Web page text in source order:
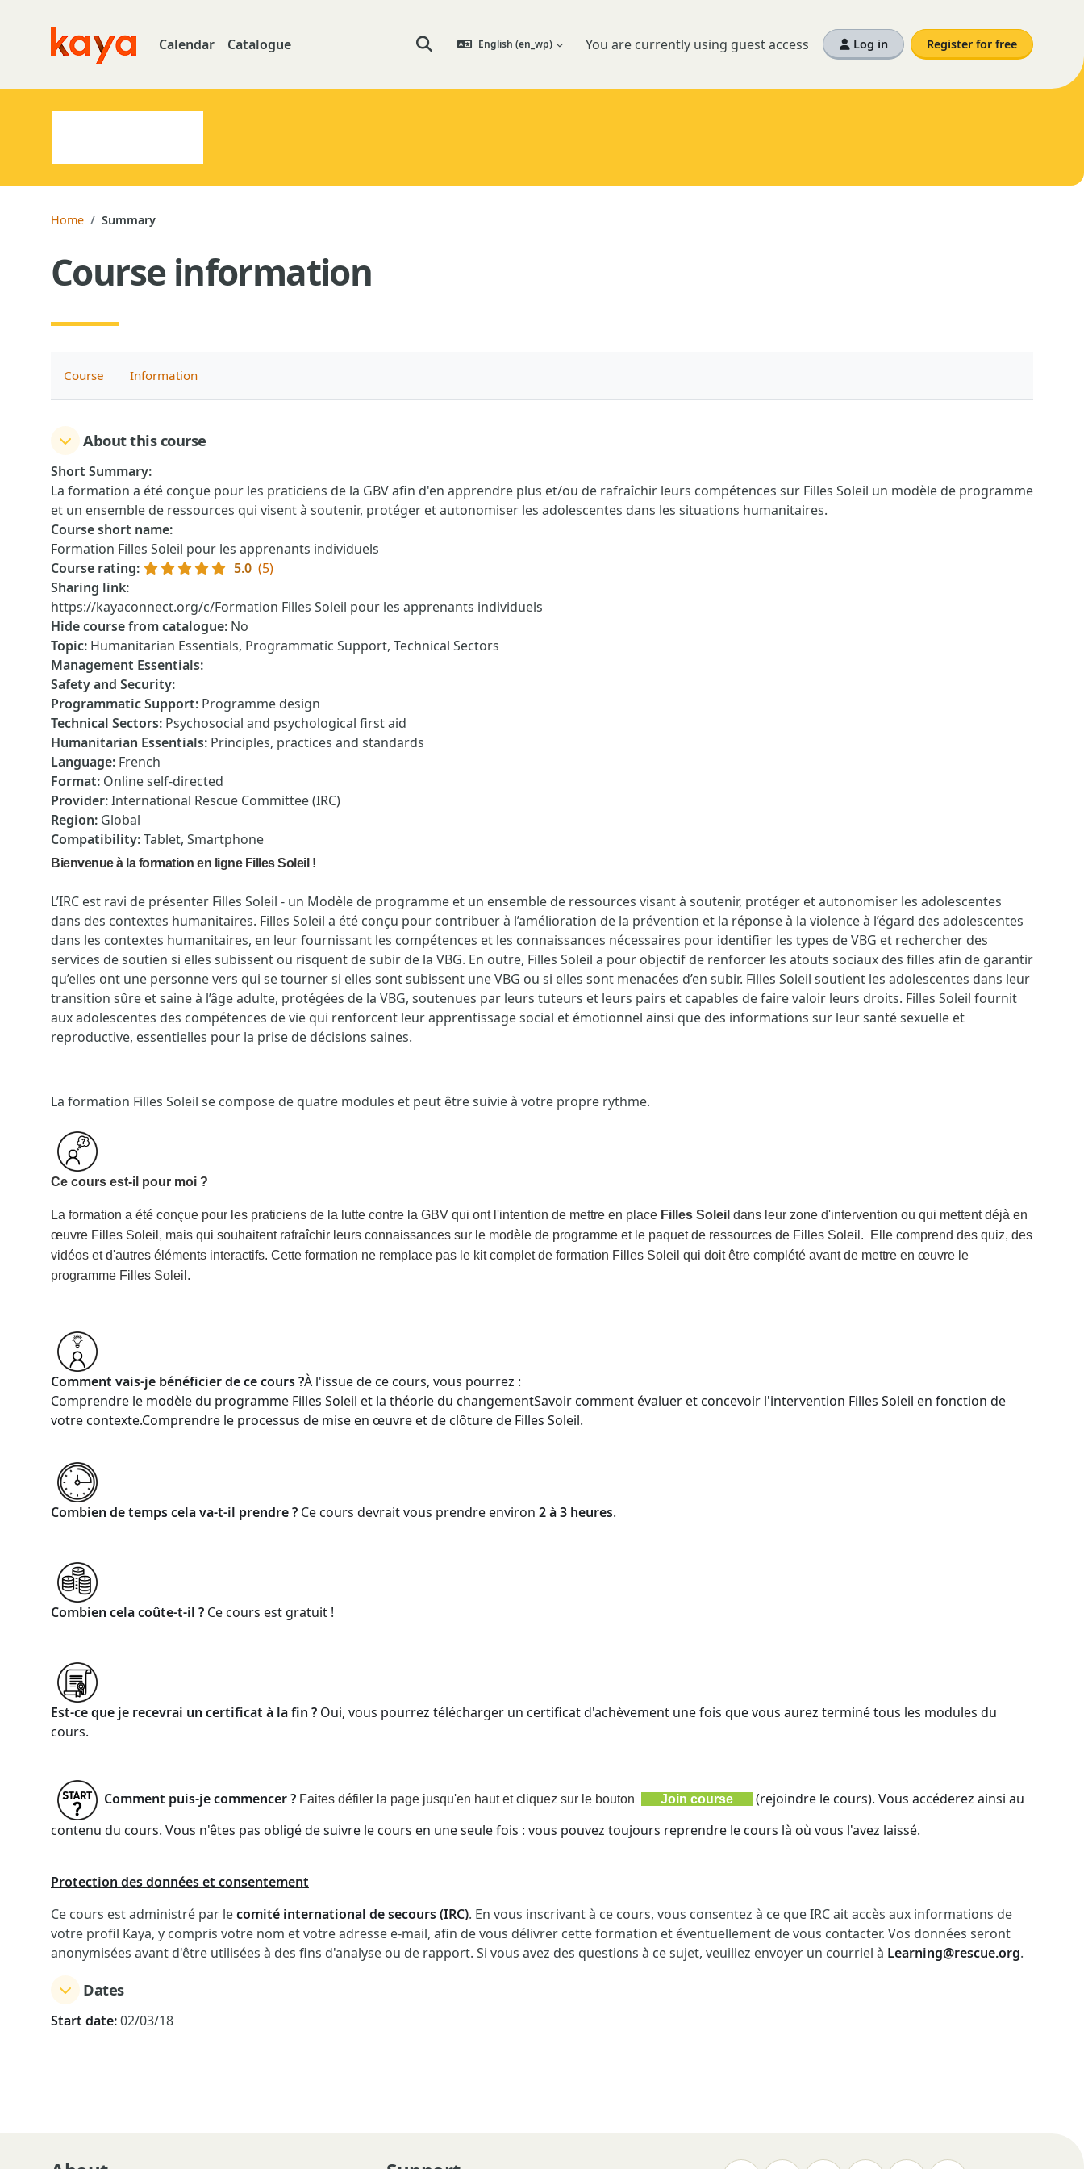
Go to home Calendar Catalogue Toggle search input
English ‎(en_wp)‎ You are currently using guest access Log in Register for free
Home Summary
Course information
Course Information
About this course
Short Summary:
La formation a été conçue pour les praticiens de la GBV afin d'en apprendre plus et/ou de rafraîchir leurs compétences sur Filles Soleil un modèle de programme
et un ensemble de ressources qui visent à soutenir, protéger et autonomiser les adolescentes dans les situations humanitaires.
Course short name:
Formation Filles Soleil pour les apprenants individuels
Course rating: 5.0 (5)
Sharing link:
https://kayaconnect.org/c/Formation Filles Soleil pour les apprenants individuels
Hide course from catalogue: No
Topic: Humanitarian Essentials, Programmatic Support, Technical Sectors
Management Essentials:
Safety and Security:
Programmatic Support: Programme design
Technical Sectors: Psychosocial and psychological first aid
Humanitarian Essentials: Principles, practices and standards
Language: French
Format: Online self-directed
Provider:International Rescue Committee (IRC)
Region: Global
Compatibility:Tablet, Smartphone
Bienvenue à la formation en ligne Filles Soleil !
L’IRC est ravi de présenter Filles Soleil - un Modèle de programme et un ensemble de ressources visant à soutenir, protéger et autonomiser les adolescentes
dans des contextes humanitaires. Filles Soleil a été conçu pour contribuer à l’amélioration de la prévention et la réponse à la violence à l’égard des adolescentes
dans les contextes humanitaires, en leur fournissant les compétences et les connaissances nécessaires pour identifier les types de VBG et rechercher des
services de soutien si elles subissent ou risquent de subir de la VBG. En outre, Filles Soleil a pour objectif de renforcer les atouts sociaux des filles afin de garantir
qu’elles ont une personne vers qui se tourner si elles sont subissent une VBG ou si elles sont menacées d’en subir. Filles Soleil soutient les adolescentes dans leur
transition sûre et saine à l’âge adulte, protégées de la VBG, soutenues par leurs tuteurs et leurs pairs et capables de faire valoir leurs droits. Filles Soleil fournit
aux adolescentes des compétences de vie qui renforcent leur apprentissage social et émotionnel ainsi que des informations sur leur santé sexuelle et
reproductive, essentielles pour la prise de décisions saines.
La formation Filles Soleil se compose de quatre modules et peut être suivie à votre propre rythme.
Ce cours est-il pour moi ?
La formation a été conçue pour les praticiens de la lutte contre la GBV qui ont l'intention de mettre en place Filles Soleil dans leur zone d'intervention ou qui mettent déjà en
œuvre Filles Soleil, mais qui souhaitent rafraîchir leurs connaissances sur le modèle de programme et le paquet de ressources de Filles Soleil.
Elle comprend des quiz, des
vidéos et d'autres éléments interactifs. Cette formation ne remplace pas le kit complet de formation Filles Soleil qui doit être complété avant de mettre en œuvre le
programme Filles Soleil.
Comment vais-je bénéficier de ce cours ?À l'issue de ce cours, vous pourrez :
Comprendre le modèle du programme Filles Soleil et la théorie du changementSavoir comment évaluer et concevoir l'intervention Filles Soleil en fonction de
votre contexte.Comprendre le processus de mise en œuvre et de clôture de Filles Soleil.
Combien de temps cela va-t-il prendre ? Ce cours devrait vous prendre environ 2 à 3 heures.
Combien cela coûte-t-il ? Ce cours est gratuit !
Est-ce que je recevrai un certificat à la fin ? Oui, vous pourrez télécharger un certificat d'achèvement une fois que vous aurez terminé tous les modules du
cours.
Comment puis-je commencer ? Faites défiler la page jusqu'en haut et cliquez sur le bouton Join course (rejoindre le cours). Vous accéderez ainsi au
contenu du cours. Vous n'êtes pas obligé de suivre le cours en une seule fois : vous pouvez toujours reprendre le cours là où vous l'avez laissé.
Protection des données et consentement
Ce cours est administré par lecomité international de secours (IRC). En vous inscrivant à ce cours, vous consentez à ce que IRC ait accès aux informations de
votre profil Kaya, y compris votre nom et votre adresse e-mail, afin de vous délivrer cette formation et éventuellement de vous contacter. Vos données seront
anonymisées avant d'être utilisées à des fins d'analyse ou de rapport. Si vous avez des questions à ce sujet, veuillez envoyer un courriel à Learning@rescue.org.
Dates
Start date:02/03/18